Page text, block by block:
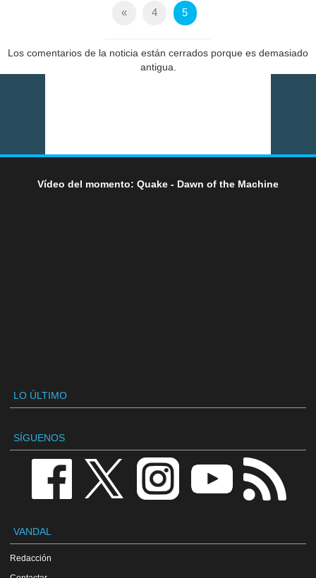
« 4 5
Los comentarios de la noticia están cerrados porque es demasiado
antigua.
Vídeo del momento: Quake - Dawn of the Machine
LO ÚLTIMO
SÍGUENOS
VANDAL
Redacción